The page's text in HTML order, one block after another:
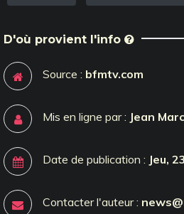
D'où provient l'info
Source : bfmtv.com
Mis en ligne par : Jean
Date de publication : Jeu,
Contacter l'auteur :